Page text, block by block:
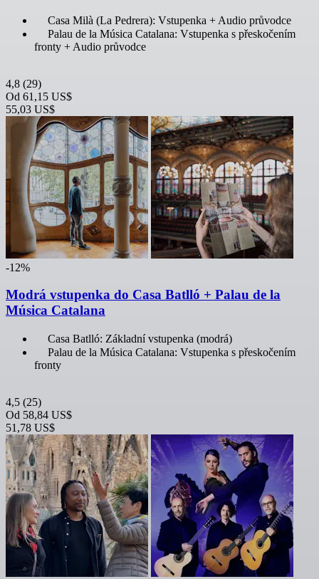
Casa Milà (La Pedrera): Vstupenka + Audio průvodce
Palau de la Música Catalana: Vstupenka s přeskočením
fronty + Audio průvodce
4,8 (29)
Od 61,15 US$
55,03 US$
-12%
Modrá vstupenka do Casa Batlló + Palau de la
Música Catalana
Casa Batlló: Základní vstupenka (modrá)
Palau de la Música Catalana: Vstupenka s přeskočením
fronty
4,5 (25)
Od 58,84 US$
51,78 US$